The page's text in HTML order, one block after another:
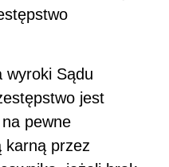
wyroki Sądu
jest
pewne
karną przez